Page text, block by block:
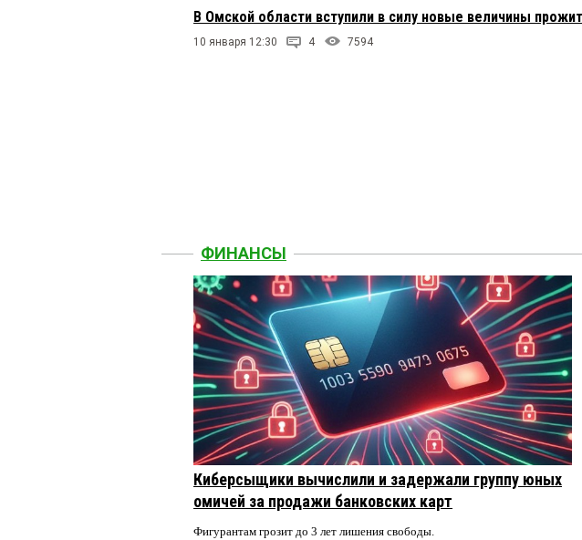
В Омской области вступили в силу новые величины
10 января 12:30 4 7594
ФИНАНСЫ
Киберсыщики вычислили и задержали группу юных
омичей за продажи банковских карт
Фигурантам грозит до 3 лет лишения свободы.